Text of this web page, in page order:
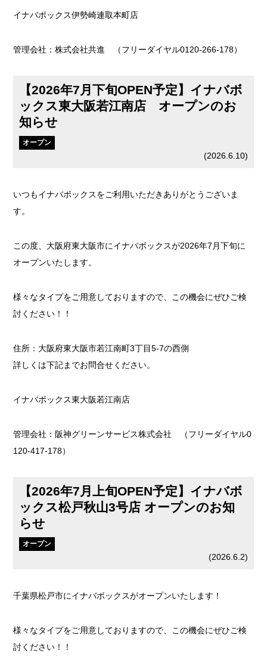
イナバボックス伊勢崎連取本町店
管理会社：株式会社共進 （フリーダイヤル0120-266-178）
【2026年7月下旬OPEN予定】イナバボ
ックス東大阪若江南店 オープンのお
知らせ
オープン
(2026.6.10)
いつもイナバボックスをご利用いただきありがとうございま
す。
この度、大阪府東大阪市にイナバボックスが2026年7月下旬に
オープンいたします。
様々なタイプをご用意しておりますので、この機会にぜひご検
討ください！！
住所：大阪府東大阪市若江南町3丁目5-7の西側
詳しくは下記までお問合せください。
イナバボックス東大阪若江南店
管理会社：阪神グリーンサービス株式会社 （フリーダイヤル0
120-417-178）
【2026年7月上旬OPEN予定】イナバボ
ックス松戸秋山3号店 オープンのお知
らせ
オープン
(2026.6.2)
千葉県松戸市にイナバボックスがオープンいたします！
様々なタイプをご用意しておりますので、この機会にぜひご検
討ください！！